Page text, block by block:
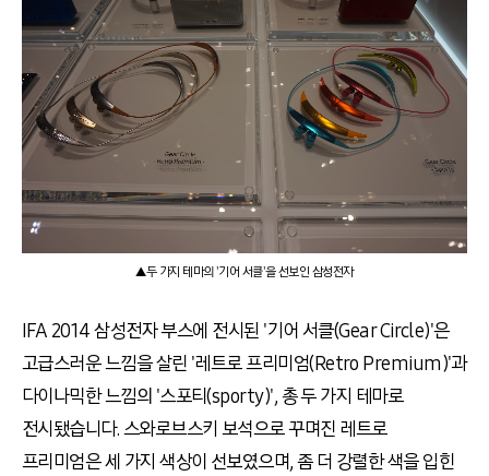
▲두 가지 테마의 '기어 서클'을 선보인 삼성전자
IFA 2014 삼성전자 부스에 전시된 '기어 서클(Gear Circle)'은
고급스러운 느낌을 살린 '레트로 프리미엄(Retro Premium)'과
다이나믹한 느낌의 '스포티(sporty)', 총 두 가지 테마로
전시됐습니다. 스와로브스키 보석으로 꾸며진 레트로
프리미엄은 세 가지 색상이 선보였으며, 좀 더 강렬한 색을 입힌